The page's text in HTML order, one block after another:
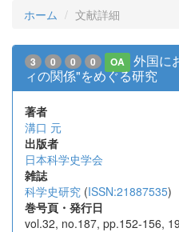
ホーム 文献詳細
3 0 0 0 OA
外国に
ィの関係"をめぐる研究
著者
溝口 元
出版者
日本科学史学会
雑誌
科学史研究 (ISSN:21887535)
巻号頁・発行日
vol.32, no.187, pp.152-156,